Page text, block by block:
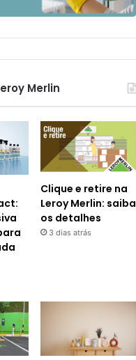
Merlin
Clique e retire na
Leroy Merlin: saiba
os detalhes
3 dias atrás